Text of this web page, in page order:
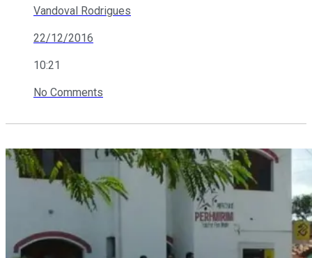
Vandoval Rodrigues
22/12/2016
10:21
No Comments